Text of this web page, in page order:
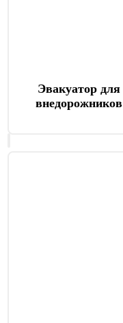
Эвакуатор для
внедорожников